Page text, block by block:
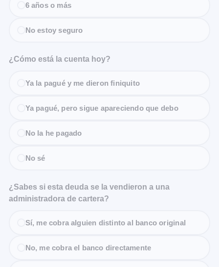
6 años o más
No estoy seguro
¿Cómo está la cuenta hoy?
Ya la pagué y me dieron finiquito
Ya pagué, pero sigue apareciendo que debo
No la he pagado
No sé
¿Sabes si esta deuda se la vendieron a una
administradora de cartera?
Sí, me cobra alguien distinto al banco original
No, me cobra el banco directamente